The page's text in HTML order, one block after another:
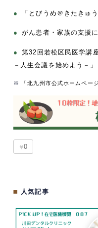
● 「とびうめ＠きたきゅ
● がん患者・家族の支援
●
第32回若松区民医学講
－人生会議を始めよう－」
※ 「北九州市公式ホームページ
♥0
■ 人気記事